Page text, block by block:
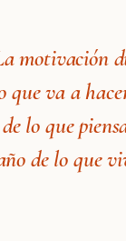
motivación
que va a
lo que
de lo que